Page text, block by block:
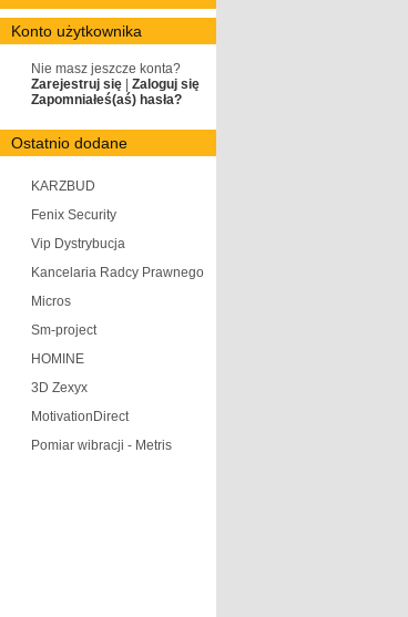
Konto użytkownika
Nie masz jeszcze konta?
Zarejestruj się
Zaloguj się
Zapomniałeś(aś) hasła?
Ostatnio dodane
KARZBUD
Fenix Security
Vip Dystrybucja
Kancelaria Radcy Prawnego
Micros
Sm-project
HOMINE
3D Zexyx
MotivationDirect
Pomiar wibracji - Metris